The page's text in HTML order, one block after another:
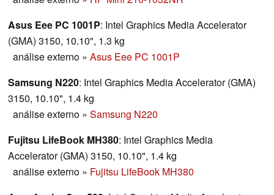
Asus Eee PC 1001P: Intel Graphics Media Accelerator
(GMA) 3150, 10.10", 1.3 kg
análise externo » Asus Eee PC 1001P
Samsung N220: Intel Graphics Media Accelerator (GMA)
3150, 10.10", 1.4 kg
análise externo » Samsung N220
Fujitsu LifeBook MH380: Intel Graphics Media
Accelerator (GMA) 3150, 10.10", 1.4 kg
análise externo » Fujitsu LifeBook MH380